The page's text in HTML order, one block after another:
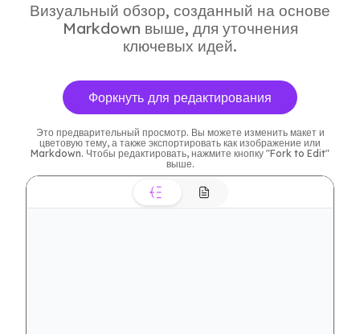
Визуальный обзор, созданный на основе
Markdown выше, для уточнения
ключевых идей.
Форкнуть для редактирования
Это предварительный просмотр. Вы можете изменить макет и
цветовую тему, а также экспортировать как изображение или
Markdown. Чтобы редактировать, нажмите кнопку "Fork to Edit"
выше.